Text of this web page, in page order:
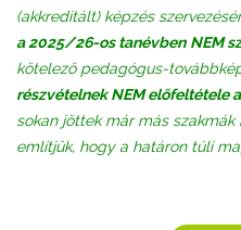
(akkreditált) képzés
a 2025/26-os tanévben NEM
kötelező pedagógus-
részvételnek NEM előfeltétele
sokan jöttek már más
említjük, hogy a határon túli